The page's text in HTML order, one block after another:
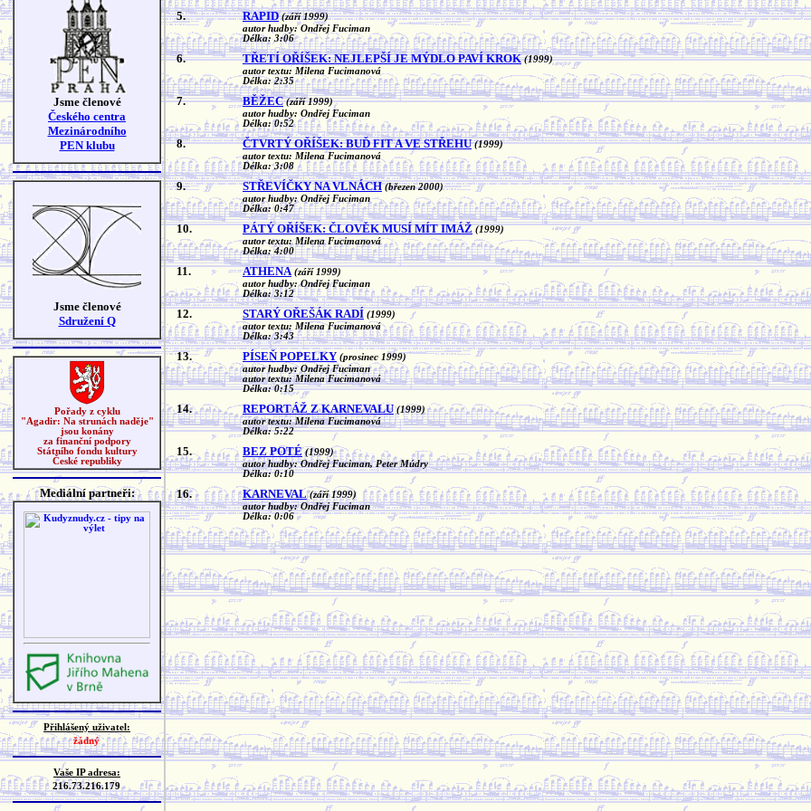
Jsme členové
Českého centra
Mezinárodního
PEN klubu
Jsme členové
Sdružení Q
Pořady z cyklu
"Agadir: Na strunách naděje"
jsou konány
za finanční podpory
Státního fondu kultury
České republiky
Mediální partneři:
Přihlášený uživatel:
žádný
Vaše IP adresa:
216.73.216.179
5. RAPID (září 1999)
autor hudby: Ondřej Fuciman
Délka: 3:06
6. TŘETÍ OŘÍŠEK: NEJLEPŠÍ JE MÝDLO PAVÍ KROK (1999)
autor textu: Milena Fucimanová
Délka: 2:35
7. BĚŽEC (září 1999)
autor hudby: Ondřej Fuciman
Délka: 0:52
8. ČTVRTÝ OŘÍŠEK: BUĎ FIT A VE STŘEHU (1999)
autor textu: Milena Fucimanová
Délka: 3:08
9. STŘEVÍČKY NA VLNÁCH (březen 2000)
autor hudby: Ondřej Fuciman
Délka: 0:47
10. PÁTÝ OŘÍŠEK: ČLOVĚK MUSÍ MÍT IMÁŽ (1999)
autor textu: Milena Fucimanová
Délka: 4:00
11. ATHENA (září 1999)
autor hudby: Ondřej Fuciman
Délka: 3:12
12. STARÝ OŘEŠÁK RADÍ (1999)
autor textu: Milena Fucimanová
Délka: 3:43
13. PÍSEŇ POPELKY (prosinec 1999)
autor hudby: Ondřej Fuciman
autor textu: Milena Fucimanová
Délka: 0:15
14. REPORTÁŽ Z KARNEVALU (1999)
autor textu: Milena Fucimanová
Délka: 5:22
15. BEZ POTÉ (1999)
autor hudby: Ondřej Fuciman, Peter Múdry
Délka: 0:10
16. KARNEVAL (září 1999)
autor hudby: Ondřej Fuciman
Délka: 0:06